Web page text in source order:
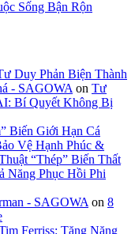
Sống Bận Rộn
Duy Phản Biện Thành
- SAGOWA on Tư
Bí Quyết Không Bị
Biến Giới Hạn Cá
Vệ Hạnh Phúc &
“Thép” Biến Thất
Năng Phục Hồi Phi
- SAGOWA on 8
Ferriss: Tăng Năng